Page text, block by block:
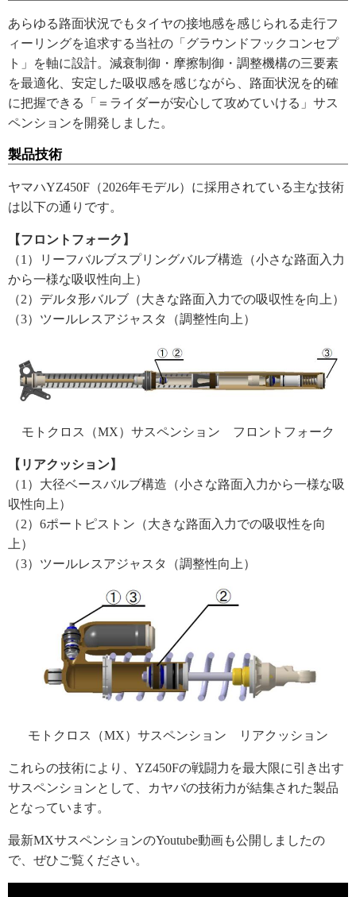
あらゆる路面状況でもタイヤの接地感を感じられる走行フ
ィーリングを追求する当社の「グラウンドフックコンセプ
ト」を軸に設計。減衰制御・摩擦制御・調整機構の三要素
を最適化、安定した吸収感を感じながら、路面状況を的確
に把握できる「＝ライダーが安心して攻めていける」サス
ペンションを開発しました。
製品技術
ヤマハYZ450F（2026年モデル）に採用されている主な技術
は以下の通りです。
【フロントフォーク】
（1）リーフバルブスプリングバルブ構造（小さな路面入力
から一様な吸収性向上）
（2）デルタ形バルブ（大きな路面入力での吸収性を向上）
（3）ツールレスアジャスタ（調整性向上）
モトクロス（MX）サスペンション フロントフォーク
【リアクッション】
（1）大径ベースバルブ構造（小さな路面入力から一様な吸
収性向上）
（2）6ポートピストン（大きな路面入力での吸収性を向
上）
（3）ツールレスアジャスタ（調整性向上）
モトクロス（MX）サスペンション リアクッション
これらの技術により、YZ450Fの戦闘力を最大限に引き出す
サスペンションとして、カヤバの技術力が結集された製品
となっています。
最新MXサスペンションのYoutube動画も公開しましたの
で、ぜひご覧ください。